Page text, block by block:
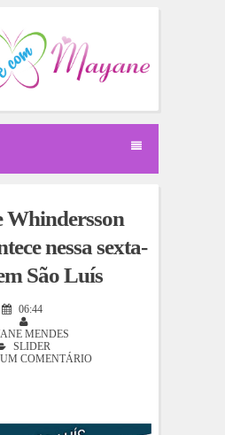
Whindersson
nessa sexta-
São Luís
06:44
MENDES
SLIDER
COMENTÁRIO